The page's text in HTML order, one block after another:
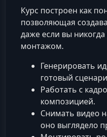
Курс построен как
позволяющая
даже если вы
монтажом.
Генерировать
готовый
Работать с
композицией.
Снимать видео
оно выглядело